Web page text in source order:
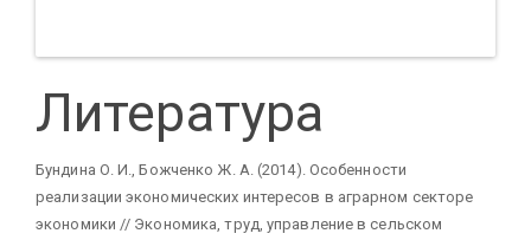
Литература
Бундина О. И., Божченко Ж. А. (2014). Особенности
реализации экономических интересов в аграрном секторе
экономики // Экономика, труд, управление в сельском